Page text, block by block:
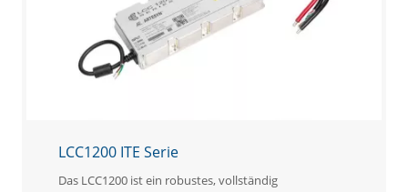
LCC1200 ITE Serie
Das LCC1200 ist ein robustes, vollständig